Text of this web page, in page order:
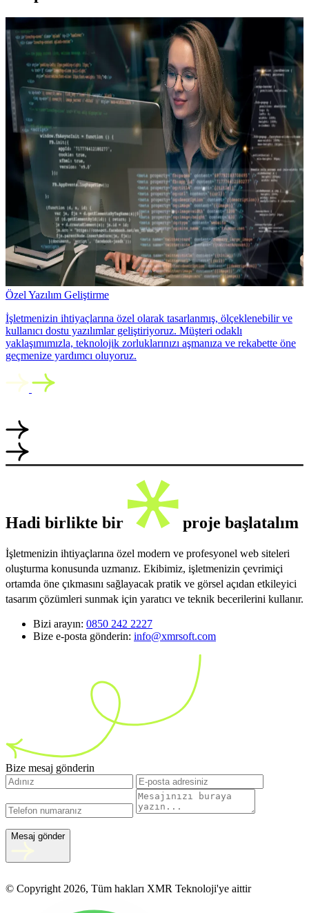
Özel Yazılım Geliştirme
İşletmenizin ihtiyaçlarına özel olarak tasarlanmış, ölçeklenebilir ve
kullanıcı dostu yazılımlar geliştiriyoruz. Müşteri odaklı
yaklaşımımızla, teknolojik zorluklarınızı aşmanıza ve rekabette öne
geçmenize yardımcı oluyoruz.
Hadi birlikte bir proje başlatalım
İşletmenizin ihtiyaçlarına özel modern ve profesyonel web siteleri
oluşturma konusunda uzmanız. Ekibimiz, işletmenizin çevrimiçi
ortamda öne çıkmasını sağlayacak pratik ve görsel açıdan etkileyici
tasarım çözümleri sunmak için yaratıcı ve teknik becerilerini kullanır.
Bizi arayın: 0850 242 2227
Bize e-posta gönderin: info@xmrsoft.com
Bize mesaj gönderin
Mesaj gönder
© Copyright 2026, Tüm hakları XMR Teknoloji'ye aittir